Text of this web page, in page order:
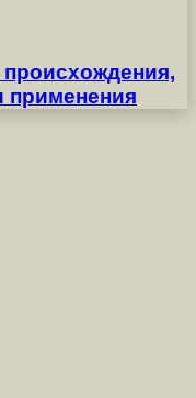
применения